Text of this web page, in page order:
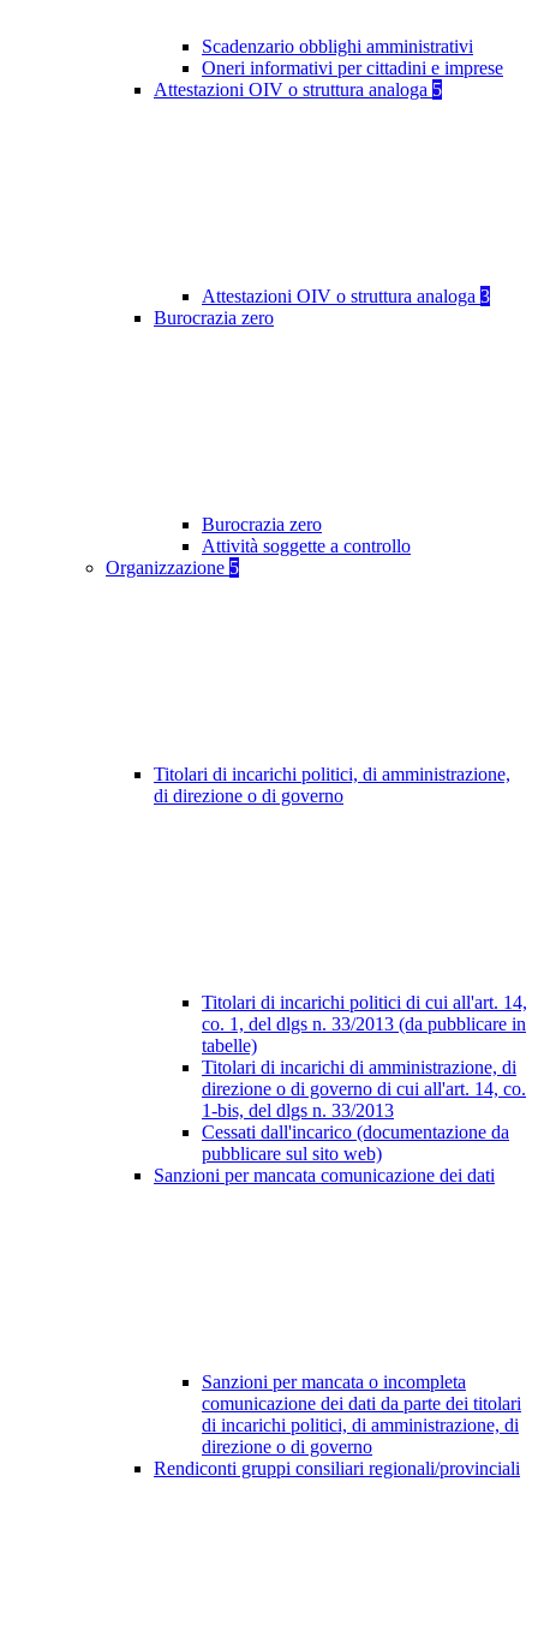
Scadenzario obblighi amministrativi
Oneri informativi per cittadini e imprese
Attestazioni OIV o struttura analoga 5
Attestazioni OIV o struttura analoga 3
Burocrazia zero
Burocrazia zero
Attività soggette a controllo
Organizzazione 5
Titolari di incarichi politici, di amministrazione,
di direzione o di governo
Titolari di incarichi politici di cui all'art. 14,
co. 1, del dlgs n. 33/2013 (da pubblicare in
tabelle)
Titolari di incarichi di amministrazione, di
direzione o di governo di cui all'art. 14, co.
1-bis, del dlgs n. 33/2013
Cessati dall'incarico (documentazione da
pubblicare sul sito web)
Sanzioni per mancata comunicazione dei dati
Sanzioni per mancata o incompleta
comunicazione dei dati da parte dei titolari
di incarichi politici, di amministrazione, di
direzione o di governo
Rendiconti gruppi consiliari regionali/provinciali